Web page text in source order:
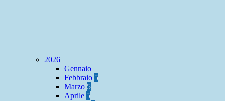
2026
Gennaio
Febbraio 5
Marzo 5
Aprile 5